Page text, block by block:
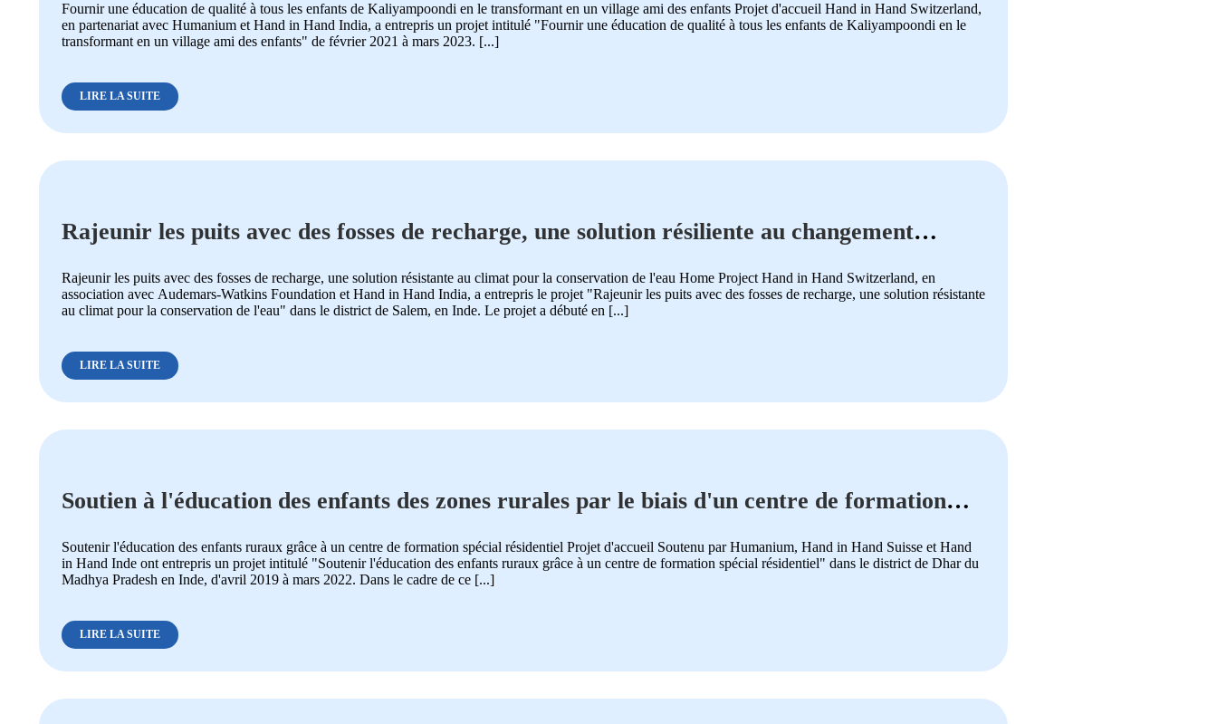
Fournir une éducation de qualité à tous les enfants de Kaliyampoondi en le transformant en un village ami des enfants Projet d'accueil Hand in Hand Switzerland,
en partenariat avec Humanium et Hand in Hand India, a entrepris un projet intitulé "Fournir une éducation de qualité à tous les enfants de Kaliyampoondi en le
transformant en un village ami des enfants" de février 2021 à mars 2023. [...]
LIRE LA SUITE
Rajeunir les puits avec des fosses de recharge, une solution résiliente au changement
Rajeunir les puits avec des fosses de recharge, une solution résistante au climat pour la conservation de l'eau Home Project Hand in Hand Switzerland, en
association avec Audemars-Watkins Foundation et Hand in Hand India, a entrepris le projet "Rajeunir les puits avec des fosses de recharge, une solution résistante
au climat pour la conservation de l'eau" dans le district de Salem, en Inde. Le projet a débuté en [...]
LIRE LA SUITE
Soutien à l'éducation des enfants des zones rurales par le biais d'un centre de formation
Soutenir l'éducation des enfants ruraux grâce à un centre de formation spécial résidentiel Projet d'accueil Soutenu par Humanium, Hand in Hand Suisse et Hand
in Hand Inde ont entrepris un projet intitulé "Soutenir l'éducation des enfants ruraux grâce à un centre de formation spécial résidentiel" dans le district de Dhar du
Madhya Pradesh en Inde, d'avril 2019 à mars 2022. Dans le cadre de ce [...]
LIRE LA SUITE